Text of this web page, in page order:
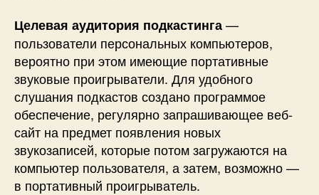
Целевая аудитория подкастинга—
пользователи персональных компьютеров,
вероятно при этом имеющие портативные
звуковые проигрыватели. Для удобного
слушания подкастов создано программое
обеспечение, регулярно запрашивающее веб-
сайт на предмет появления новых
звукозаписей, которые потом загружаются на
компьютер пользователя, а затем, возможно —
в портативный проигрыватель.